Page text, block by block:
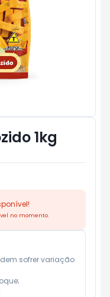
1kg
no momento.
sofrer variação